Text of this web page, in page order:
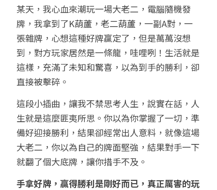
臉書生活
好書推廌
線上直播
自我挑戰
八字中階班
八字高階班
五人實戰班
五行計算初階班
五行計算高階班
團隊訓練營
科學八字推理PDF
八字批命
小兒命名
科學八字推理2
科學八字推理3
科學八字輕鬆學
輕鬆學會科學八字推理
批命預約
上課預約
常見問題
FB粉絲頁
登錄/註冊
搜索
繁體中文
繁體中文
0938617837
五行八字線上班
某天，我心血來潮玩一場大老二，電腦隨機發
牌，我拿到了K葫蘆，老二葫蘆，一副A對，一
張雜牌，心想這種好牌贏定了，但是萬萬沒想
到，對方玩家居然是一條龍，哇哩咧！生活就是
這樣，充滿了未知和驚喜，以為到手的勝利，卻
直接被擊碎。
這段小插曲，讓我不禁思考人生，說實在話，人
生就是這麼匪夷所思。你以為你掌握了一切，準
備好迎接勝利，結果卻經常出人意料，就像這場
大老二，你以為自己的牌面堅強，結果對手一下
就翻了個大底牌，讓你措手不及。
手拿好牌，贏得勝利是剛好而已，真正厲害的玩